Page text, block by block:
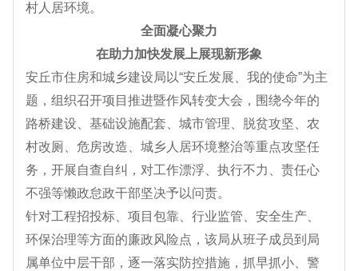
村人居环境。
全面凝心聚力
在助力加快发展上展现新形象
安丘市住房和城乡建设局以“安丘发展、我的使命”为主
题，组织召开项目推进暨作风转变大会，围绕今年的
路桥建设、基础设施配套、城市管理、脱贫攻坚、农
村改厕、危房改造、城乡人居环境整治等重点攻坚任
务，开展自查自纠，对工作漂浮、执行不力、责任心
不强等懒政怠政干部坚决予以问责。
针对工程招投标、项目包靠、行业监管、安全生产、
环保治理等方面的廉政风险点，该局从班子成员到局
属单位中层干部，逐一落实防控措施，抓早抓小、警